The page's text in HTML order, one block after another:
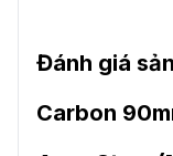
Đánh giá
Carbon